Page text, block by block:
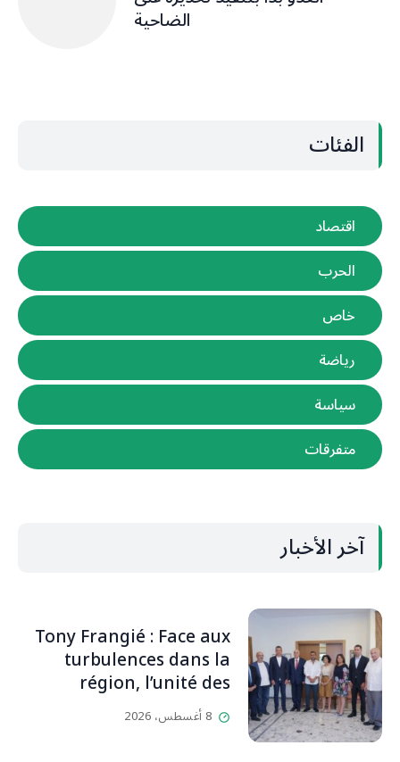
الضاحية
الفئات
اقتصاد
الحرب
خاص
رياضة
سياسة
متفرقات
آخر الأخبار
Tony Frangié : Face aux
turbulences dans la
région, l’unité des
Libanais est primordiale
L’OLJ / Par Scarlett
8 أغسطس، 2026